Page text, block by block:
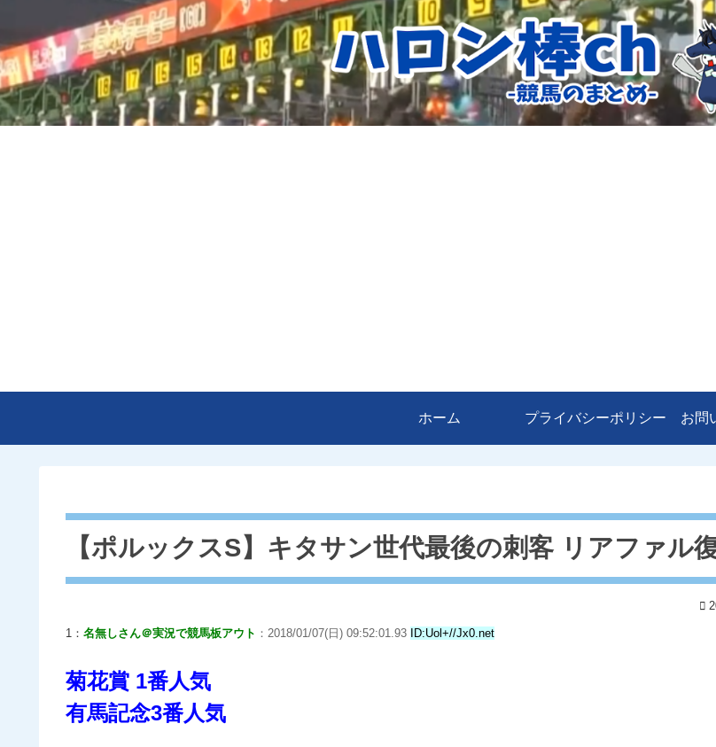
ホーム プライバシーポリシー お問
【ポルックスS】キタサン世代最後の刺客 リアファル
1： 名無しさん＠実況で競馬板アウト ：2018/01/07(日) 09:52:01.93 ID:Uol+//Jx0.net
菊花賞 1番人気
有馬記念3番人気